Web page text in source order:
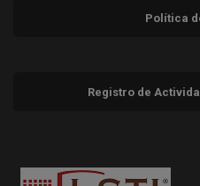
Política
Registro de